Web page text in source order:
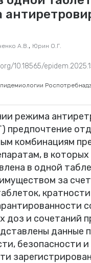
режима
предпочтение
комбинациям
в которых
в одной
за
доз и сочетаний
данные
безопасности и
10.18565/
А.В., Юрин О.Г.